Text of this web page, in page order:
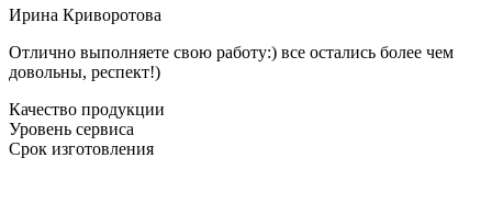
Ирина Криворотова
Отлично выполняете свою работу:) все остались более чем
довольны, респект!)
Качество продукции
Уровень сервиса
Срок изготовления